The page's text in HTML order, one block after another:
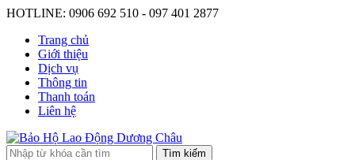
HOTLINE: 0906 692 510 - 097 401 2877
Trang chủ
Giới thiệu
Dịch vụ
Thông tin
Thanh toán
Liên hệ
Tìm kiếm